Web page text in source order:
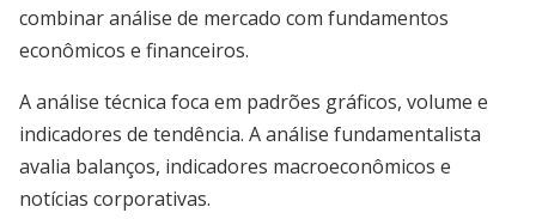
combinar análise de mercado com fundamentos
econômicos e financeiros.
A análise técnica foca em padrões gráficos, volume e
indicadores de tendência. A análise fundamentalista
avalia balanços, indicadores macroeconômicos e
notícias corporativas.